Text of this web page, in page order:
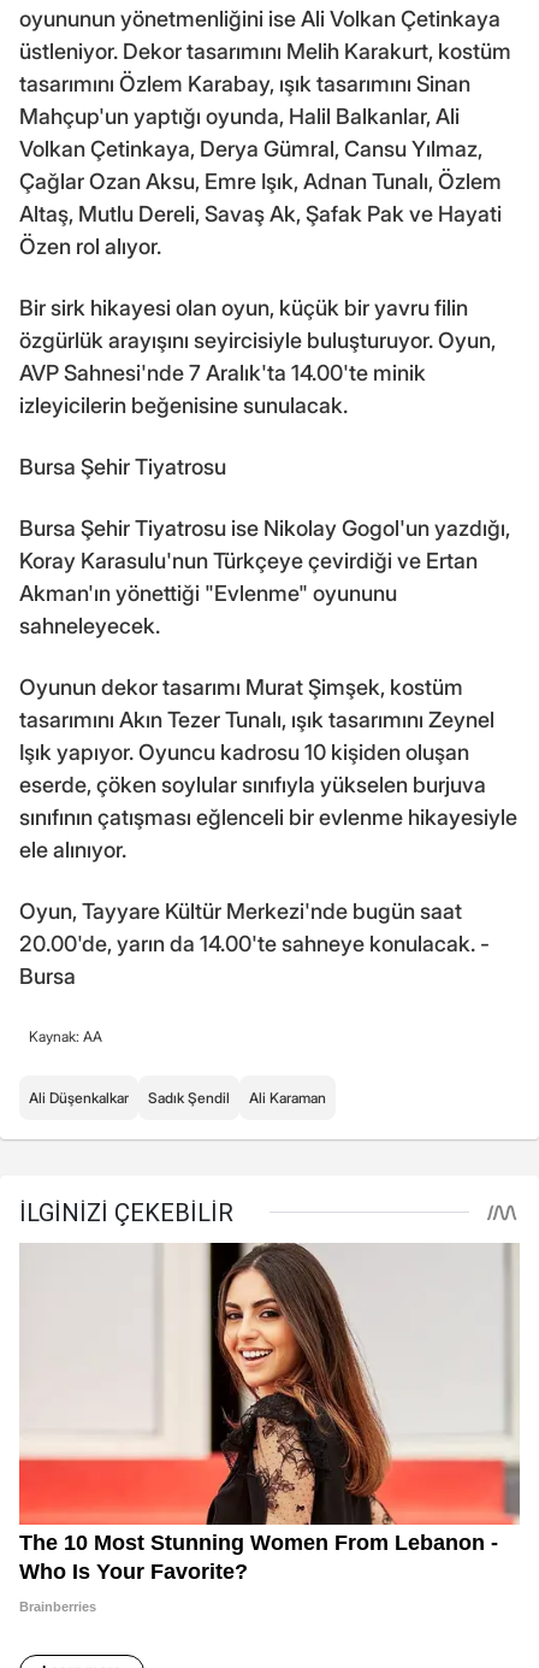
oyununun yönetmenliğini ise Ali Volkan Çetinkaya
üstleniyor. Dekor tasarımını Melih Karakurt, kostüm
tasarımını Özlem Karabay, ışık tasarımını Sinan
Mahçup'un yaptığı oyunda, Halil Balkanlar, Ali
Volkan Çetinkaya, Derya Gümral, Cansu Yılmaz,
Çağlar Ozan Aksu, Emre Işık, Adnan Tunalı, Özlem
Altaş, Mutlu Dereli, Savaş Ak, Şafak Pak ve Hayati
Özen rol alıyor.
Bir sirk hikayesi olan oyun, küçük bir yavru filin
özgürlük arayışını seyircisiyle buluşturuyor. Oyun,
AVP Sahnesi'nde 7 Aralık'ta 14.00'te minik
izleyicilerin beğenisine sunulacak.
Bursa Şehir Tiyatrosu
Bursa Şehir Tiyatrosu ise Nikolay Gogol'un yazdığı,
Koray Karasulu'nun Türkçeye çevirdiği ve Ertan
Akman'ın yönettiği "Evlenme" oyununu
sahneleyecek.
Oyunun dekor tasarımı Murat Şimşek, kostüm
tasarımını Akın Tezer Tunalı, ışık tasarımını Zeynel
Işık yapıyor. Oyuncu kadrosu 10 kişiden oluşan
eserde, çöken soylular sınıfıyla yükselen burjuva
sınıfının çatışması eğlenceli bir evlenme hikayesiyle
ele alınıyor.
Oyun, Tayyare Kültür Merkezi'nde bugün saat
20.00'de, yarın da 14.00'te sahneye konulacak. -
Bursa
Kaynak: AA
Ali Düşenkalkar Sadık Şendil Ali Karaman